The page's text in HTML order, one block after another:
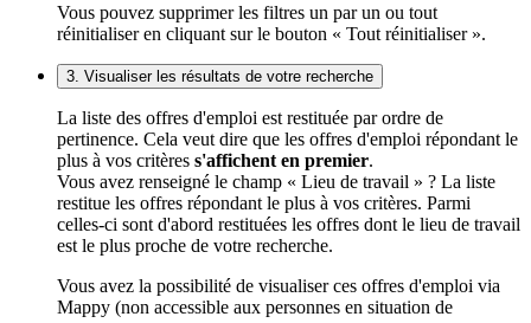
Vous pouvez supprimer les filtres un par un ou tout
réinitialiser en cliquant sur le bouton « Tout réinitialiser ».
3. Visualiser les résultats de votre recherche
La liste des offres d'emploi est restituée par ordre de
pertinence. Cela veut dire que les offres d'emploi répondant le
plus à vos critères s'affichent en premier.
Vous avez renseigné le champ « Lieu de travail » ? La liste
restitue les offres répondant le plus à vos critères. Parmi
celles-ci sont d'abord restituées les offres dont le lieu de travail
est le plus proche de votre recherche.
Vous avez la possibilité de visualiser ces offres d'emploi via
Mappy (non accessible aux personnes en situation de